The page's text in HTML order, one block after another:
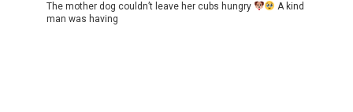
The mother dog couldn’t leave her cubs hungry
A kind
man was having